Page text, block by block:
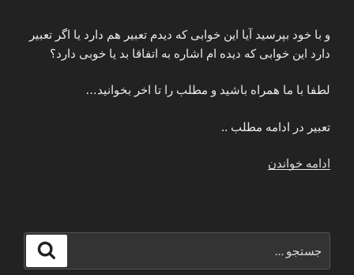
و با خود بپرسید آیا این خوابی که دیدم تعبیر هم دارد یا اگر تعبیر
دارد این خوابی که دیده ام اشاره به اتفاقا بد یا خوبی دارد؟
لطفا با ما همراه باشید و مطلب را تا اخر بخوانید…
تعبیر در ادامه مطلب ..
ادامه خواندن
برای
جستجو